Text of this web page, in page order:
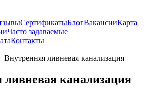
СертификатыБлогВакансииКарта
Часто задаваемые
Контакты
Внутренняя ливневая канализация
ливневая канализация